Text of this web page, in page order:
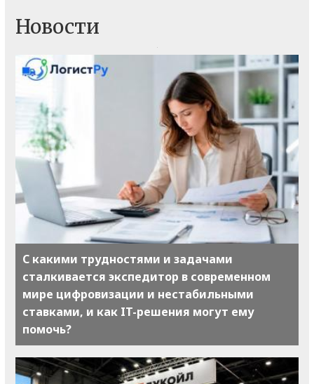
Новости
С какими трудностями и задачами
сталкивается экспедитор в современном
мире цифровизации и нестабильными
ставками, и как IT-решения могут ему
помочь?